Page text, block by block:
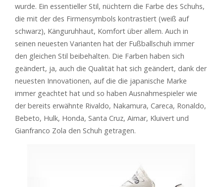
wurde. Ein essentieller Stil, nüchtern die Farbe des Schuhs,
die mit der des Firmensymbols kontrastiert (weiß auf
schwarz), Känguruhhaut, Komfort über allem. Auch in
seinen neuesten Varianten hat der Fußballschuh immer
den gleichen Stil beibehalten. Die Farben haben sich
geändert, ja, auch die Qualität hat sich geändert, dank der
neuesten Innovationen, auf die die japanische Marke
immer geachtet hat und so haben Ausnahmespieler wie
der bereits erwähnte Rivaldo, Nakamura, Careca, Ronaldo,
Bebeto, Hulk, Honda, Santa Cruz, Aimar, Kluivert und
Gianfranco Zola den Schuh getragen.